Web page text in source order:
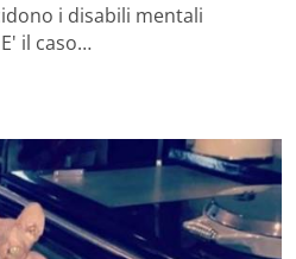
i disabili mentali
il caso…